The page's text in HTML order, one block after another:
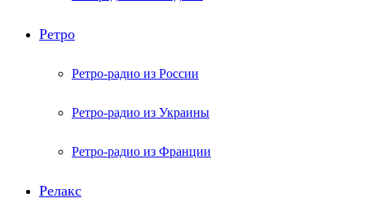
Ретро
Ретро-радио из России
Ретро-радио из Украины
Ретро-радио из Франции
Релакс